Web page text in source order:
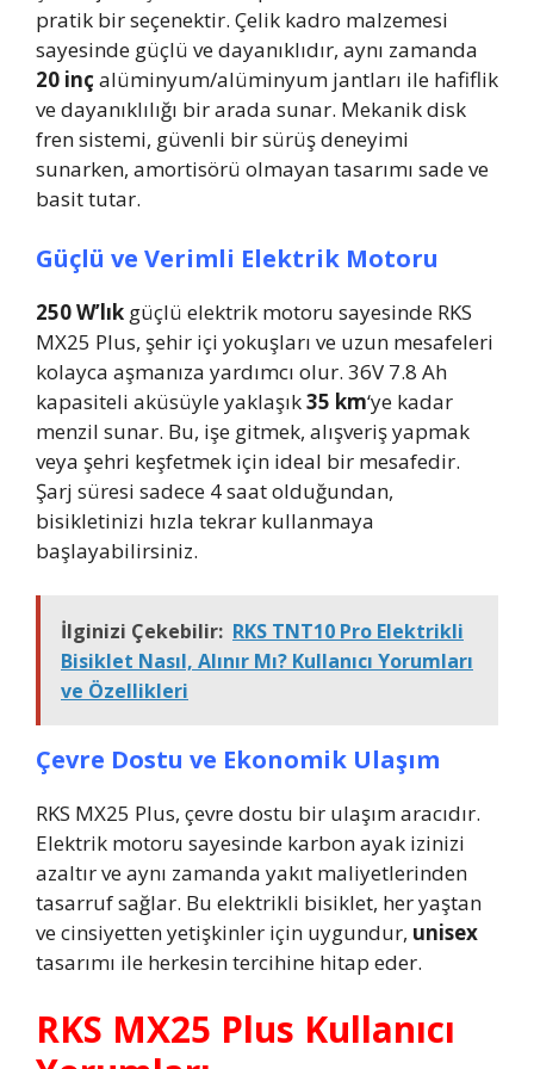
pratik bir seçenektir. Çelik kadro malzemesi
sayesinde güçlü ve dayanıklıdır, aynı zamanda
20 inç alüminyum/alüminyum jantları ile hafiflik
ve dayanıklılığı bir arada sunar. Mekanik disk
fren sistemi, güvenli bir sürüş deneyimi
sunarken, amortisörü olmayan tasarımı sade ve
basit tutar.
Güçlü ve Verimli Elektrik Motoru
250 W’lık güçlü elektrik motoru sayesinde RKS
MX25 Plus, şehir içi yokuşları ve uzun mesafeleri
kolayca aşmanıza yardımcı olur. 36V 7.8 Ah
kapasiteli aküsüyle yaklaşık35 km‘ye kadar
menzil sunar. Bu, işe gitmek, alışveriş yapmak
veya şehri keşfetmek için ideal bir mesafedir.
Şarj süresi sadece 4 saat olduğundan,
bisikletinizi hızla tekrar kullanmaya
başlayabilirsiniz.
İlginizi Çekebilir: RKS TNT10 Pro Elektrikli
Bisiklet Nasıl, Alınır Mı? Kullanıcı Yorumları
ve Özellikleri
Çevre Dostu ve Ekonomik Ulaşım
RKS MX25 Plus, çevre dostu bir ulaşım aracıdır.
Elektrik motoru sayesinde karbon ayak izinizi
azaltır ve aynı zamanda yakıt maliyetlerinden
tasarruf sağlar. Bu elektrikli bisiklet, her yaştan
ve cinsiyetten yetişkinler için uygundur, unisex
tasarımı ile herkesin tercihine hitap eder.
RKS MX25 Plus Kullanıcı